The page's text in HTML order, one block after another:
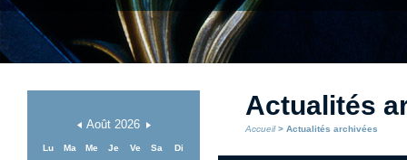
Août2026
Lu Ma Me Je Ve Sa
Di
Actualités
Accueil> Actualités archivées